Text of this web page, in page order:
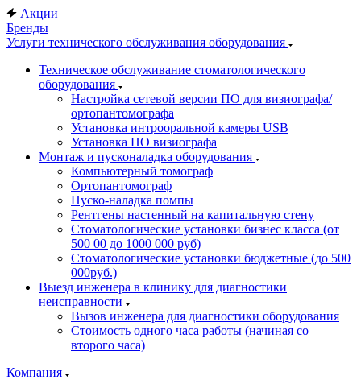
Акции
Бренды
Услуги технического обслуживания оборудования
Техническое обслуживание стоматологического
оборудования
Настройка сетевой версии ПО для визиографа/
ортопантомографа
Установка интрооральной камеры USB
Установка ПО визиографа
Монтаж и пусконаладка оборудования
Компьютерный томограф
Ортопантомограф
Пуско-наладка помпы
Рентгены настенный на капитальную стену
Стоматологические установки бизнес класса (от
500 00 до 1000 000 руб)
Стоматологические установки бюджетные (до 500
000руб.)
Выезд инженера в клинику для диагностики
неисправности
Вызов инженера для диагностики оборудования
Стоимость одного часа работы (начиная со
второго часа)
Компания